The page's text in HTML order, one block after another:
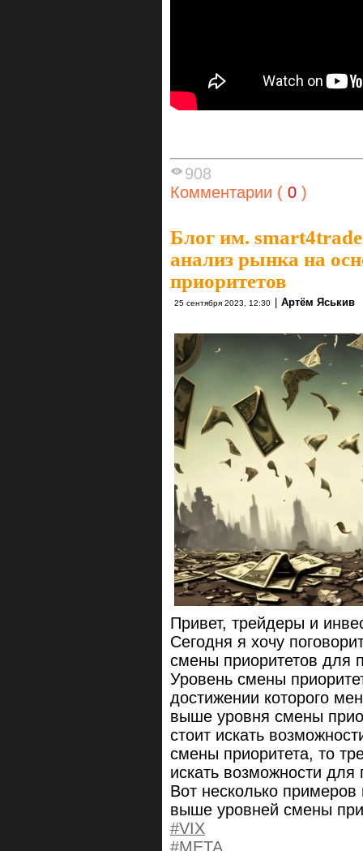
908
Комментарии ( 0 )
Блог им.
анализ рынка на
приоритетов
25 сентября 2023, 12:30 Артём Яськив
Привет, трейдеры и
Сегодня я хочу
смены приоритетов для
Уровень смены
достижении которого
выше уровня смены
стоит искать
смены приоритета, то
искать возможности для
Вот несколько
выше уровней смены
#VIX
#META